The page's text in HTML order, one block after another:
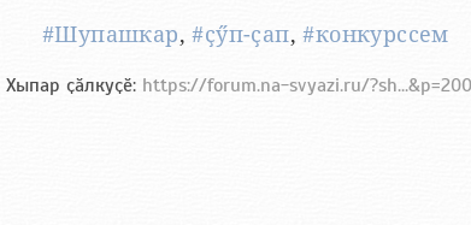
#Шупашкар,#ҫӳп-ҫап,#конкурссем
Хыпар ҫӑлкуҫӗ: https://forum.na-svyazi.ru/